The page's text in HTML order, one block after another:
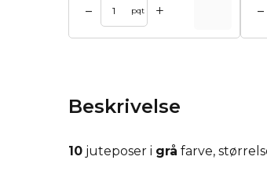
– pqt + –
Tilføj til kurv
Beskrivelse
10 juteposer i grå farve,